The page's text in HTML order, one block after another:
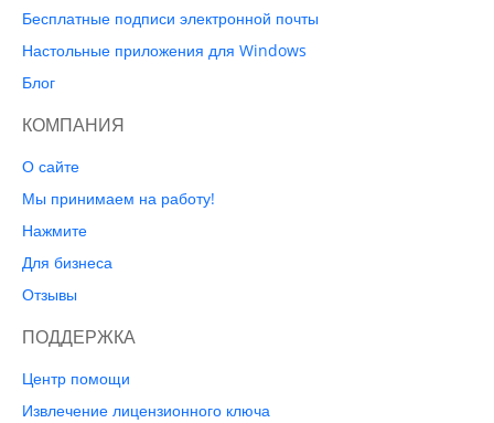
Бесплатные подписи электронной почты
Настольные приложения для Windows
Блог
КОМПАНИЯ
О сайте
Мы принимаем на работу!
Нажмите
Для бизнеса
Отзывы
ПОДДЕРЖКА
Центр помощи
Извлечение лицензионного ключа